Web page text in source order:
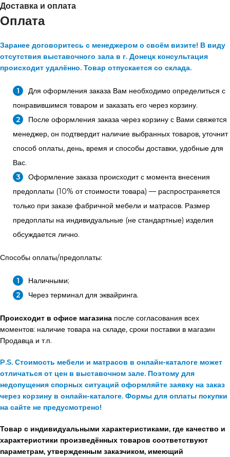
Доставка и оплата
Оплата
Заранее договоритесь с менеджером о своём визите! В виду
отсутствия выставочного зала в г. Донецк консультация
происходит удалённо. Товар отпускается со склада.
Для оформления заказа Вам необходимо определиться с
понравившимся товаром и заказать его через корзину.
После оформления заказа через корзину с Вами свяжется
менеджер, он подтвердит наличие выбранных товаров, уточнит
способ оплаты, день, время и способы доставки, удобные для
Вас.
Оформление заказа происходит с момента внесения
предоплаты (10% от стоимости товара) — распространяется
только при заказе фабричной мебели и матрасов. Размер
предоплаты на индивидуальные (не стандартные) изделия
обсуждается лично.
Способы оплаты/предоплаты:
Наличными;
Через терминал для эквайринга.
Происходит в офисе магазина после согласования всех
моментов: наличие товара на складе, сроки поставки в магазин
Продавца и т.п.
P.S. Стоимость мебели и матрасов в онлайн-каталоге может
отличаться от цен в выставочном зале. Поэтому для
недопущения спорных ситуаций оформляйте заявку на заказ
через корзину в онлайн-каталоге. Формы для оплаты покупки
на сайте не предусмотрено!
Товар с индивидуальными характеристиками, где качество и
характеристики произведённых товаров соответствуют
параметрам, утвержденным заказчиком, имеющий